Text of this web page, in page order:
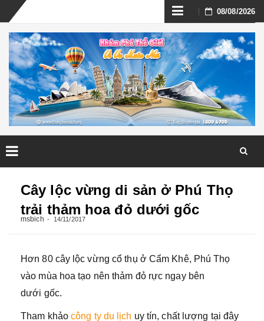
Skip
to
content
08/08/2026
Cây lộc vừng di sản ở Phú Thọ
trải thảm hoa đỏ dưới gốc
msbich 14/11/2017
Hơn 80 cây lộc vừng cổ thụ ở Cẩm Khê, Phú Thọ
vào mùa hoa tạo nên thảm đỏ rực ngay bên
dưới gốc.
Tham khảo công ty du lịch uy tín, chất lượng tại đây